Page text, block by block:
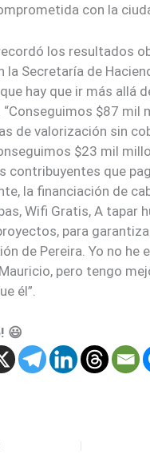
con la
los resultados
la Secretaría de
hay que ir más allá
$87 mil
de valorización sin
$23 mil
contribuyentes que
la financiación de
Wifi Gratis, A tapar
para
de Pereira. Yo no he
pero tengo
él”.
😃